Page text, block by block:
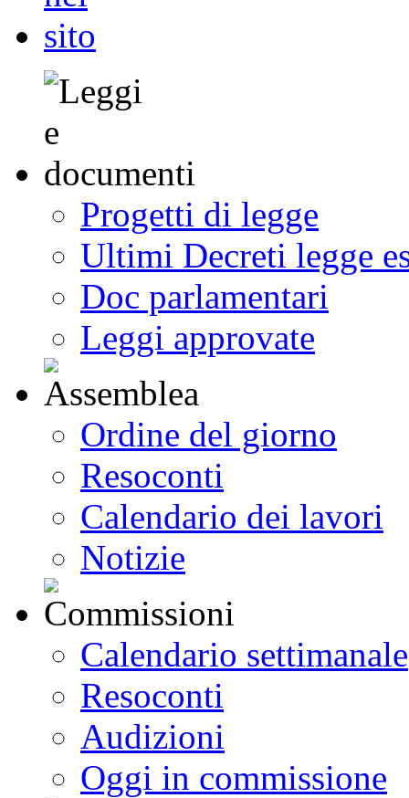
Progetti di legge
Ultimi Decreti legge
Doc parlamentari
Leggi approvate
Ordine del giorno
Resoconti
Calendario dei lavori
Notizie
Calendario settimanale
Resoconti
Audizioni
Oggi in commissione